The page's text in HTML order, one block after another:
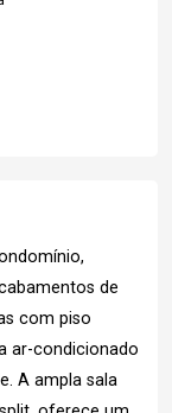
de
com piso
ar-condicionado
A ampla sala